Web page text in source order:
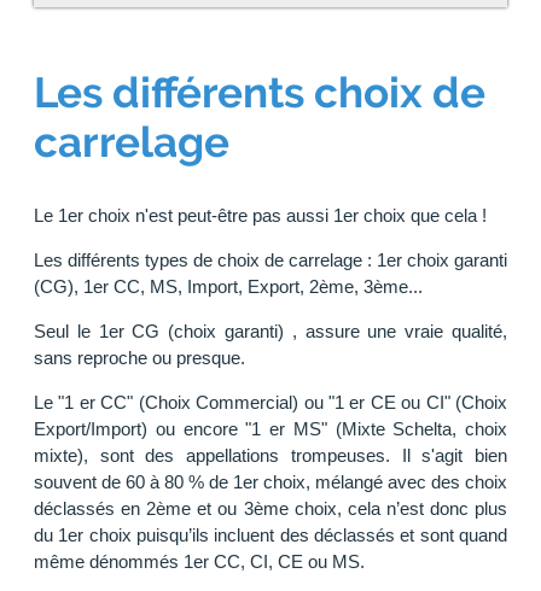
Les différents choix de
carrelage
Le 1er choix n'est peut-être pas aussi 1er choix que cela !
Les différents types de choix de carrelage : 1er choix garanti
(CG), 1er CC, MS, Import, Export, 2ème, 3ème...
Seul le 1er CG (choix garanti) , assure une vraie qualité,
sans reproche ou presque.
Le "1 er CC" (Choix Commercial) ou "1 er CE ou CI" (Choix
Export/Import) ou encore "1 er MS" (Mixte Schelta, choix
mixte), sont des appellations trompeuses. Il s'agit bien
souvent de 60 à 80 % de 1er choix, mélangé avec des choix
déclassés en 2ème et ou 3ème choix, cela n’est donc plus
du 1er choix puisqu’ils incluent des déclassés et sont quand
même dénommés 1er CC, CI, CE ou MS.